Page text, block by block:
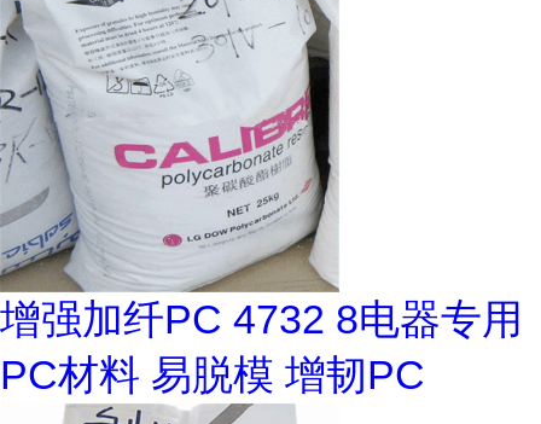
增强加纤PC 4732 8电器专用
PC材料 易脱模 增韧PC